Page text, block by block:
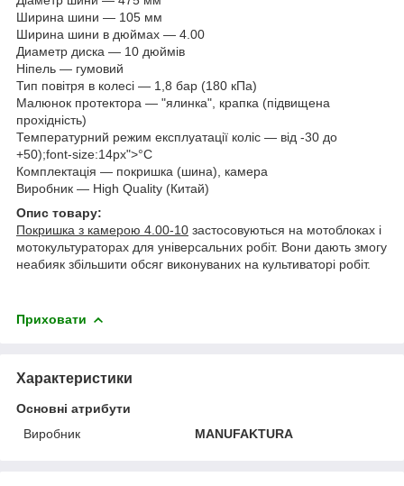
Ширина шини — 105 мм
Ширина шини в дюймах — 4.00
Диаметр диска — 10 дюймів
Ніпель — гумовий
Тип повітря в колесі — 1,8 бар (180 кПа)
Малюнок протектора — "ялинка", крапка (підвищена
прохідність)
Температурний режим експлуатації коліс — від -30 до
+50);font-size:14px">°С
Комплектація — покришка (шина), камера
Виробник — High Quality (Китай)
Опис товару:
Покришка з камерою 4.00-10 застосовуються на мотоблоках і
мотокультураторах для універсальних робіт. Вони дають змогу
неабияк збільшити обсяг виконуваних на культиваторі робіт.
Приховати
Характеристики
Основні атрибути
Виробник
MANUFAKTURA